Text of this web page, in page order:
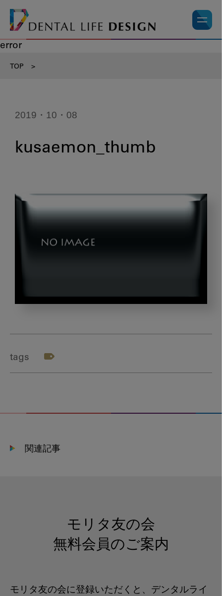
error
TOP >
2019・10・08
kusaemon_thumb
tags
関連記事
モリタ友の会
無料会員のご案内
モリタ友の会に登録いただくと、デンタルライ